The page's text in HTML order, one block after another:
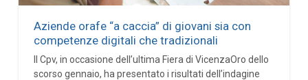
Aziende orafe “a caccia” di giovani sia con
competenze digitali che tradizionali
Il Cpv, in occasione dell’ultima Fiera di VicenzaOro dello
scorso gennaio, ha presentato i risultati dell’indagine